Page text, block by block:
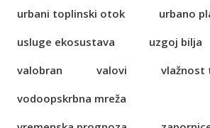
urbani toplinski otok
urbano
usluge ekosustava
uzgoj bilja
valobran
valovi
vlažnost
vodoopskrbna mreža